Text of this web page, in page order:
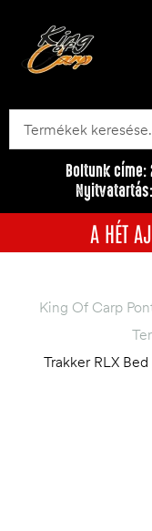
Boltunk címe:
A HÉT
King Of Carp
Trakker RLX